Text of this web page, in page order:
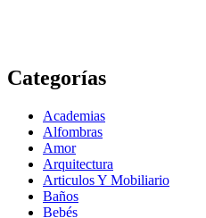
Categorías
Academias
Alfombras
Amor
Arquitectura
Articulos Y Mobiliario
Baños
Bebés